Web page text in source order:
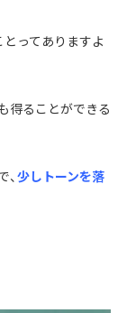
ってありますよ
得ることができる
少しトーンを落